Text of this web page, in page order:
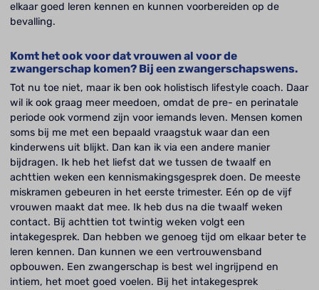
elkaar goed leren kennen en kunnen voorbereiden op de
bevalling.
Komt het ook voor dat vrouwen al voor de
zwangerschap komen? Bij een zwangerschapswens.
Tot nu toe niet, maar ik ben ook holistisch lifestyle coach. Daar
wil ik ook graag meer meedoen, omdat de pre- en perinatale
periode ook vormend zijn voor iemands leven. Mensen komen
soms bij me met een bepaald vraagstuk waar dan een
kinderwens uit blijkt. Dan kan ik via een andere manier
bijdragen. Ik heb het liefst dat we tussen de twaalf en
achttien weken een kennismakingsgesprek doen. De meeste
miskramen gebeuren in het eerste trimester. Eén op de vijf
vrouwen maakt dat mee. Ik heb dus na die twaalf weken
contact. Bij achttien tot twintig weken volgt een
intakegesprek. Dan hebben we genoeg tijd om elkaar beter te
leren kennen. Dan kunnen we een vertrouwensband
opbouwen. Een zwangerschap is best wel ingrijpend en
intiem, het moet goed voelen. Bij het intakegesprek